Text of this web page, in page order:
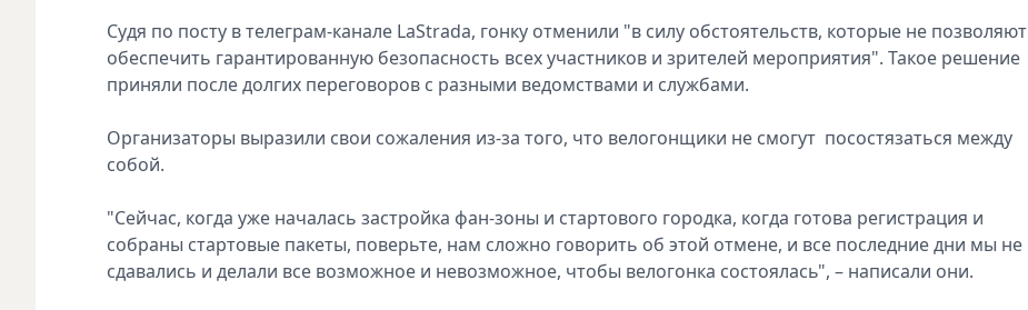
Судя по посту в телеграм-канале LaStrada, гонку отменили "в силу обстоятельств, которые не позволяют
обеспечить гарантированную безопасность всех участников и зрителей мероприятия". Такое решение
приняли после долгих переговоров с разными ведомствами и службами.
Организаторы выразили свои сожаления из-за того, что велогонщики не смогут посостязаться между
собой.
"Сейчас, когда уже началась застройка фан-зоны и стартового городка, когда готова регистрация и
собраны стартовые пакеты, поверьте, нам сложно говорить об этой отмене, и все последние дни мы не
сдавались и делали все возможное и невозможное, чтобы велогонка состоялась", – написали они.